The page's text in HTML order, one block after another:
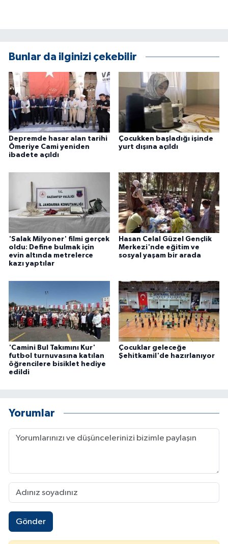
Bunlar da ilginizi çekebilir
Depremde hasar alan tarihi
Ömeriye Cami yeniden
ibadete açıldı
Çocukken başladığı işinde
yurt dışına açıldı
'Salak Milyoner' filmi gerçek
oldu: Define bulmak için
evin altında metrelerce
kazı yaptılar
Hasan Celal Güzel Gençlik
Merkezi'nde eğitim ve
sosyal yaşam bir arada
'Camini Bul Takımını Kur'
futbol turnuvasına katılan
öğrencilere bisiklet hediye
edildi
Çocuklar geleceğe
Şehitkamil'de hazırlanıyor
Yorumlar
Gönder